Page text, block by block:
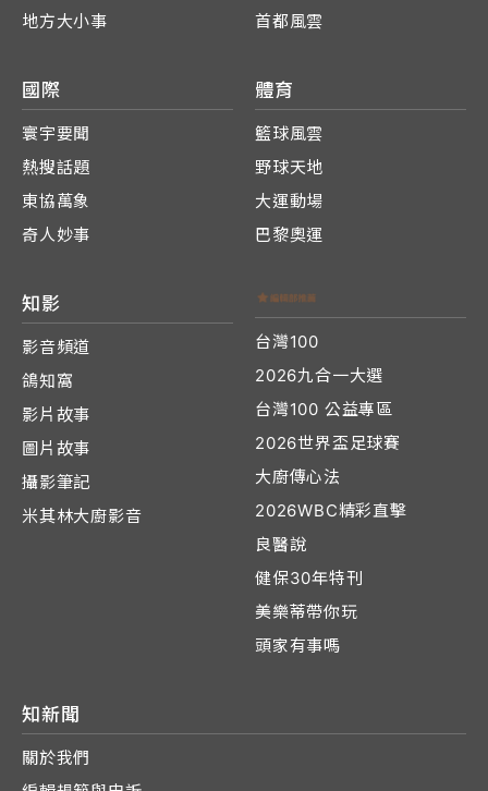
地方大小事
首都風雲
國際
寰宇要聞
熱搜話題
東協萬象
奇人妙事
體育
籃球風雲
野球天地
大運動場
巴黎奧運
知影
影音頻道
鴿知窩
影片故事
圖片故事
攝影筆記
米其林大廚影音
台灣100
2026九合一大選
台灣100 公益專區
2026世界盃足球賽
大廚傳心法
2026WBC精彩直擊
良醫說
健保30年特刊
美樂蒂帶你玩
頭家有事嗎
知新聞
關於我們